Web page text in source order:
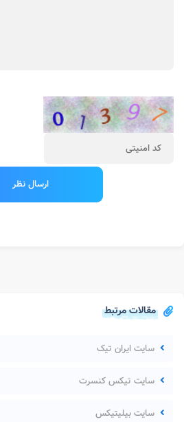
مقالات مرتبط
سایت ایران تیک
سایت تیکس کنسرت
سایت بیلیتیکس